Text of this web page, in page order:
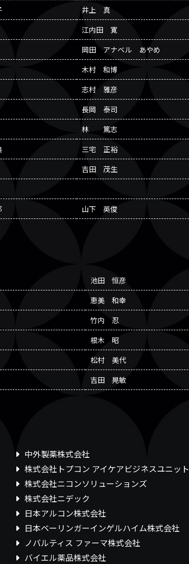
井上 真
江内田 寛
岡田 アナベル あやめ
木村 和博
志村 雅彦
長岡 泰司
林 篤志
三宅 正裕
吉田 茂生
山下 英俊
池田 恒彦
恵美 和幸
竹内 忍
根木 昭
松村 美代
吉田 晃敏
中外製薬株式会社
株式会社トプコン アイケアビジネスユニット
株式会社ニコンソリューションズ
株式会社ニデック
日本アルコン株式会社
日本ベーリンガーインゲルハイム株式会社
ノバルティス ファーマ株式会社
バイエル薬品株式会社